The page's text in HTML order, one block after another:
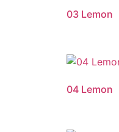
03 Lemon
04 Lemon